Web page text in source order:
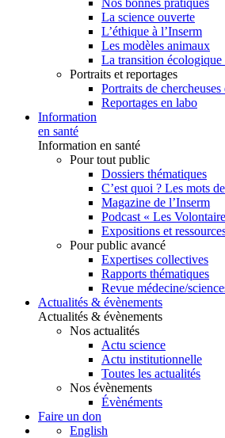
Nos bonnes pratiques
La science ouverte
L’éthique à l’Inserm
Les modèles animaux
La transition écologique
Portraits et reportages
Portraits de
Reportages en labo
Information
en santé
Information en santé
Pour tout public
Dossiers thématiques
C’est quoi ? Les mots
Magazine de l’Inserm
Podcast « Les
Expositions et
Pour public avancé
Expertises collectives
Rapports thématiques
Revue médecine/
Actualités & évènements
Actualités & évènements
Nos actualités
Actu science
Actu institutionnelle
Toutes les actualités
Nos évènements
Évènéments
Faire un don
English